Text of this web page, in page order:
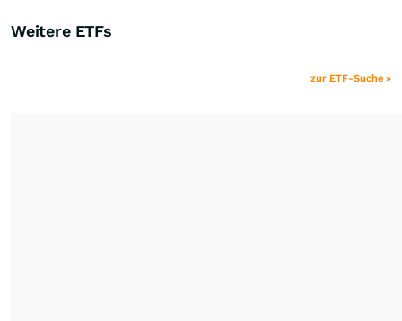
Weitere ETFs
zur ETF-Suche »